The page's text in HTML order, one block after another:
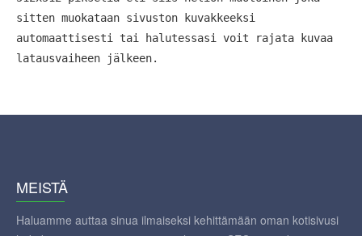
sitten muokataan sivuston kuvakkeeksi
automaattisesti tai halutessasi voit rajata kuvaa
latausvaiheen jälkeen.
MEISTÄ
Haluamme auttaa sinua ilmaiseksi kehittämään oman kotisivusi